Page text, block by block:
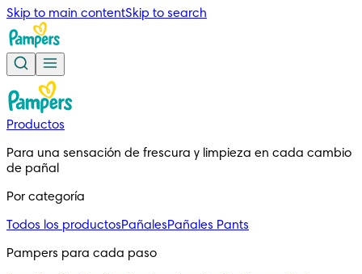
Skip to main contentSkip to search
Productos
Para una sensación de frescura y limpieza en cada cambio
de pañal
Por categoría
Todos los productosPañalesPañales Pants
Pampers para cada paso